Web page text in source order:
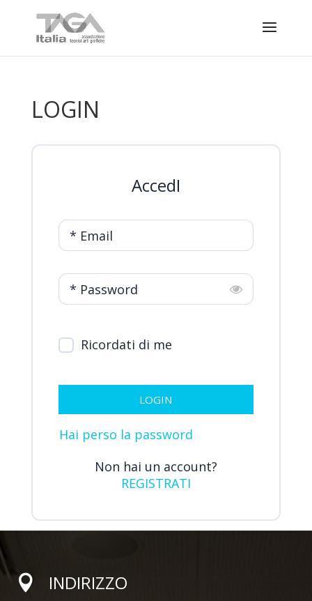
LOGIN
AccedI
* Email
* Password
Ricordati di me
LOGIN
Hai perso la password
Non hai un account?
REGISTRATI
 INDIRIZZO